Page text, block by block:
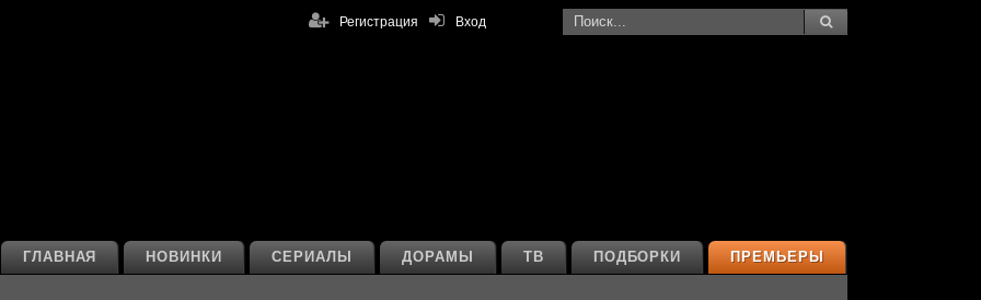
Вход
Регистрация
ПРЕМЬЕРЫ
ПОДБОРКИ
ТВ
ДОРАМЫ
СЕРИАЛЫ
НОВИНКИ
ГЛАВНАЯ